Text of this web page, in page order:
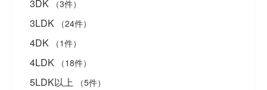
3DK （3件）
3LDK （24件）
4DK （1件）
4LDK （18件）
5LDK以上 （5件）